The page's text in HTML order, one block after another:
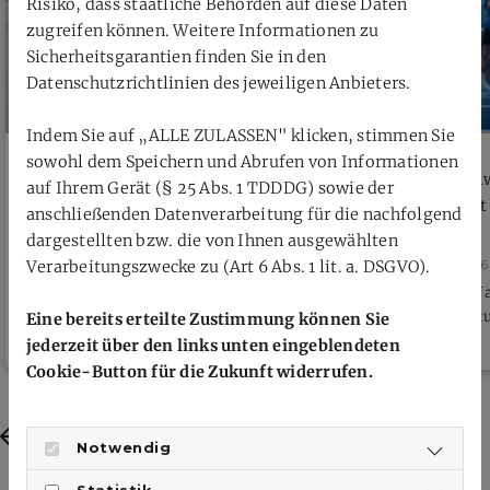
Öffentliche Verhandlung Verbandsgericht
26. Juli 2026
Videokonferenz
Neue
beschließt
26. Juli 2026
Ab dem 4.
Previous
Next
Risiko, dass staatliche Behörden auf diese Daten
zugreifen können. Weitere Informationen zu
Sicherheitsgarantien finden Sie in den
Datenschutzrichtlinien des jeweiligen Anbieters.
Indem Sie auf „ALLE ZULASSEN" klicken, stimmen Sie
sowohl dem Speichern und Abrufen von Informationen
auf Ihrem Gerät (§ 25 Abs. 1 TDDDG) sowie der
anschließenden Datenverarbeitung für die nachfolgend
dargestellten bzw. die von Ihnen ausgewählten
Verarbeitungszwecke zu (Art 6 Abs. 1 lit. a. DSGVO).
Eine bereits erteilte Zustimmung können Sie
jederzeit über den links unten eingeblendeten
Cookie-Button für die Zukunft widerrufen.
Notwendig